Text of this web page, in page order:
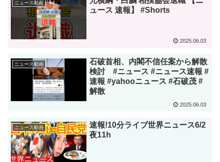
ニュース動画
ュース 速報】 #Shorts
2025.06.03
ニュース動画
石破首相、内閣不信任案から解散
検討 #ニュース #ニュース速報 #
速報 #yahooニュース #石破茂 #
解散
2025.06.03
ニュース動画
速報!10分ライブ世界ニュース6/2
夜11h